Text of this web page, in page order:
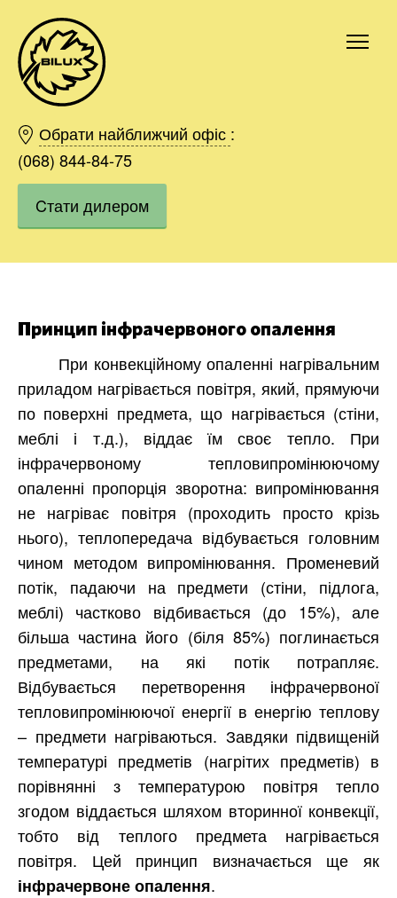
Обрати найближчий офіс :
(068) 844-84-75
Cтати дилером
Принцип інфрачервоного опалення
При конвекційному опаленні нагрівальним
приладом нагрівається повітря, який, прямуючи
по поверхні предмета, що нагрівається (стіни,
меблі і т.д.), віддає їм своє тепло. При
інфрачервоному тепловипромінюючому
опаленні пропорція зворотна: випромінювання
не нагріває повітря (проходить просто крізь
нього), теплопередача відбувається головним
чином методом випромінювання. Променевий
потік, падаючи на предмети (стіни, підлога,
меблі) частково відбивається (до 15%), але
більша частина його (біля 85%) поглинається
предметами, на які потік потрапляє.
Відбувається перетворення інфрачервоної
тепловипромінюючої енергії в енергію теплову
– предмети нагріваються. Завдяки підвищеній
температурі предметів (нагрітих предметів) в
порівнянні з температурою повітря тепло
згодом віддається шляхом вторинної конвекції,
тобто від теплого предмета нагрівається
повітря. Цей принцип визначається ще як
інфрачервоне опалення.
Київ
Харків
Одесса
Дніпро
Івано-Франківськ
Область
Замовити